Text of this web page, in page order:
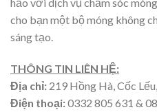
cho bạn một bộ móng không
sáng tạo.
THÔNG TIN LIÊN HỆ:
Địa chỉ: 219 Hồng Hà, Cốc
Điện thoại:0332 805 631 &